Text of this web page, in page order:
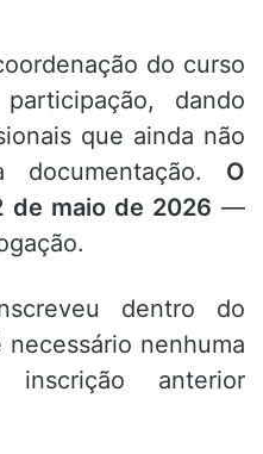
do curso
dando
que ainda não
documentação. O
de maio de 2026 —
dentro do
nenhuma
anterior